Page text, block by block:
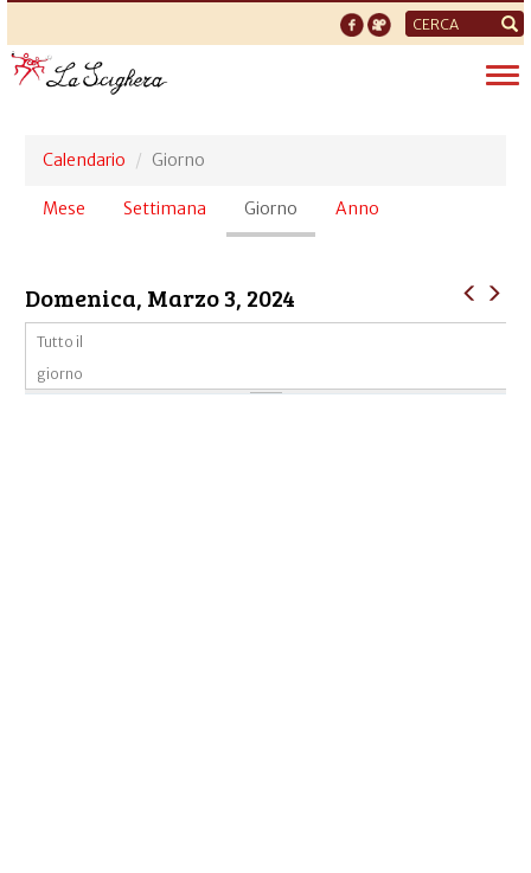
Form
di
ricerca
Calendario Giorno
Schede
Mese Settimana Giorno (scheda
attiva)
Anno
Domenica, Marzo 3, 2024
Tutto il
giorno